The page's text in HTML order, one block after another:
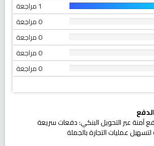
1 مراجعة
0 مراجعة
0 مراجعة
0 مراجعة
0 مراجعة
آمنة عبر التحويل البنكي: دفعات سريعة
عمليات التجارة بالجملة